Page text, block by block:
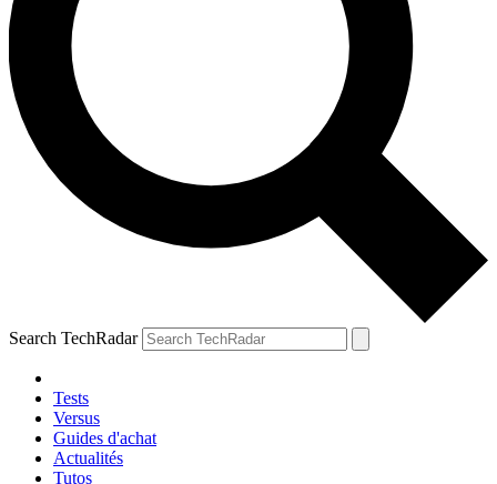
Search TechRadar
Tests
Versus
Guides d'achat
Actualités
Tutos